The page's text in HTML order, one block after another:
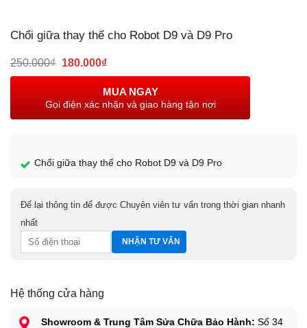
Chổi giữa thay thế cho Robot D9 và D9 Pro
250.000₫ Giá
250.000₫.
180.000₫Giá
là:
180.000₫.
MUA NGAY
Gọi điện xác nhận và giao hàng tận nơi
Chổi giữa thay thế cho Robot D9 và D9 Pro
Để lại thông tin để được Chuyên viên tư vấn trong thời gian nhanh
nhất
Hệ thống cửa hàng
Showroom & Trung Tâm Sửa Chữa Bảo Hành: Số 34